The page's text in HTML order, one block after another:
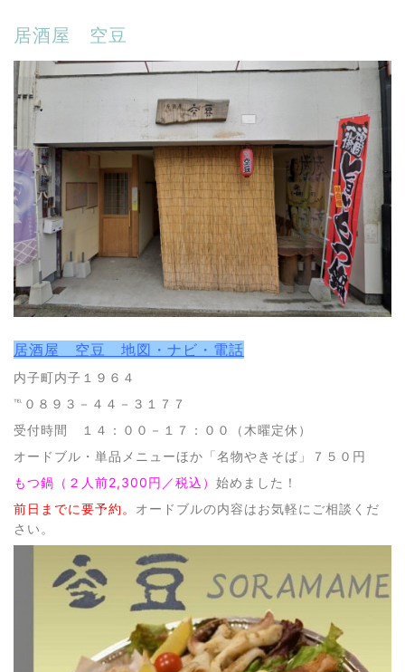
居酒屋 空豆
居酒屋 空豆 地図・ナビ・電話
内子町内子１９６４
℡０８９３－４４－３１７７
受付時間 １４：００－１７：００（木曜定休）
オードブル・単品メニューほか「名物やきそば」７５０円
もつ鍋（２人前2,300円／税込） 始めました！
前日までに要予約。 オードブルの内容はお気軽にご相談くだ
さい。